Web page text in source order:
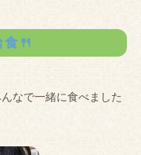
🍴
なで一緒に食べました